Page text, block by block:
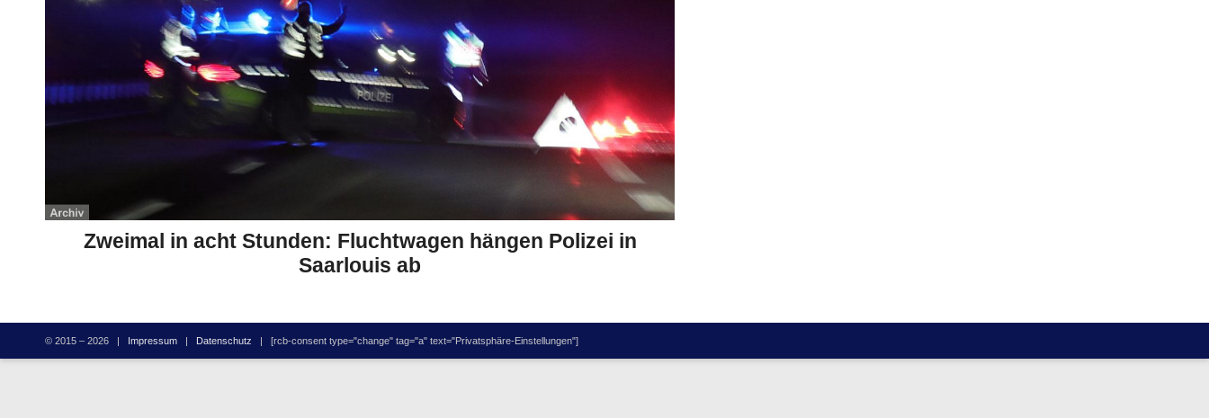
Zweimal in acht Stunden: Fluchtwagen hängen Polizei in
Saarlouis ab
© 2015 – 2026 | Impressum | Datenschutz | [rcb-consent type="change" tag="a" text="Privatsphäre-Einstellungen"]